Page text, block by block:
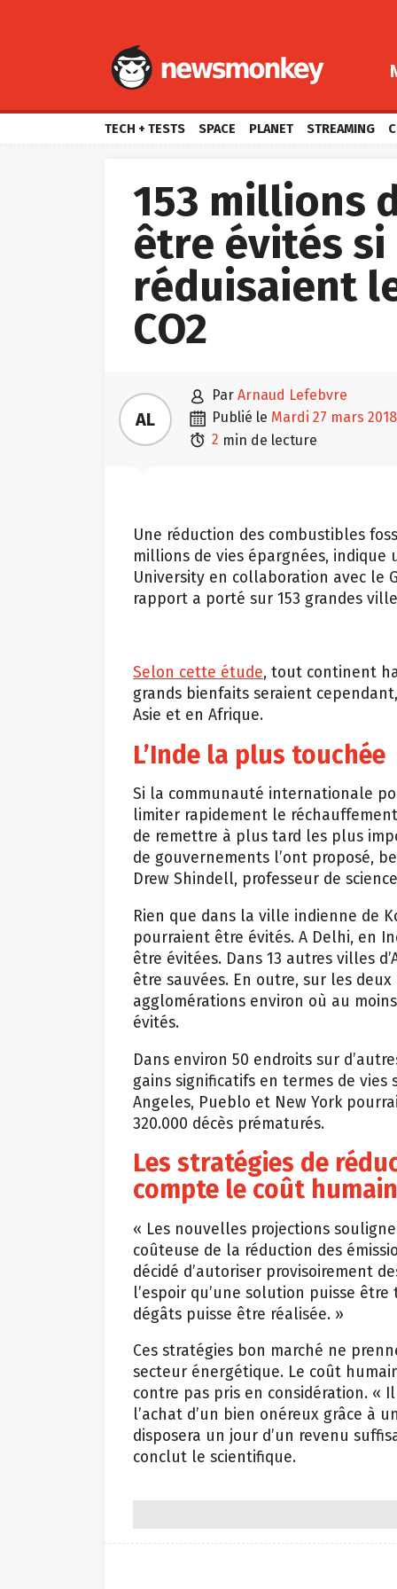
TECH + TESTS SPACE PLANET STREAMING
153 millions
être évités si
réduisaient
CO2
AL
 par Arnaud Lefebvre
 publié le mardi 27 mars 2018
 2 min de lecture
Une réduction des combustibles
millions de vies épargnées,
University en collaboration avec le
rapport a porté sur 153 grandes
Selon cette étude, tout continent
grands bienfaits seraient
Asie et en Afrique.
L’Inde la plus touchée
Si la communauté internationale
limiter rapidement le
de remettre à plus tard les plus
de gouvernements l’ont proposé,
Drew Shindell, professeur de
Rien que dans la ville indienne de
pourraient être évités. A Delhi, en
être évitées. Dans 13 autres villes
être sauvées. En outre, sur les
agglomérations environ où au
évités.
Dans environ 50 endroits sur
gains significatifs en termes de vies
Angeles, Pueblo et New York
320.000 décès prématurés.
Les stratégies de
compte le coût humain
« Les nouvelles projections
coûteuse de la réduction des
décidé d’autoriser provisoirement
l’espoir qu’une solution puisse
dégâts puisse être réalisée. »
Ces stratégies bon marché ne
secteur énergétique. Le coût
contre pas pris en considération. «
l’achat d’un bien onéreux grâce à
disposera un jour d’un revenu
conclut le scientifique.